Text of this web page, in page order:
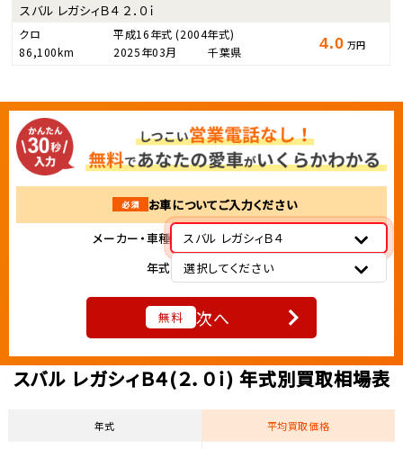
スバル レガシィＢ４ ２．０ｉ
クロ 平成16年式(2004年式)
86,100km
2025年03月 千葉県 4.0 万円
必須
お車についてご入力ください
メーカー・車種
スバル レガシィＢ４
年式
選択してください
無料 次へ
スバル レガシィＢ４(２．０ｉ) 年式別買取相場表
年式 平均買取価格